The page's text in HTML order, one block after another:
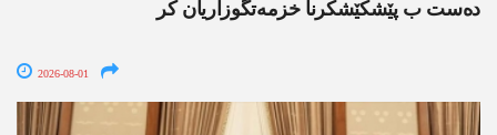
دەست ب پێشکێشکرنا خزمەتگوزاریان کر
2026-08-01